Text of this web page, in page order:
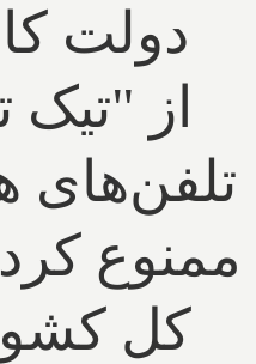
دولت
از
تلفن‌های
ممنوع
کل